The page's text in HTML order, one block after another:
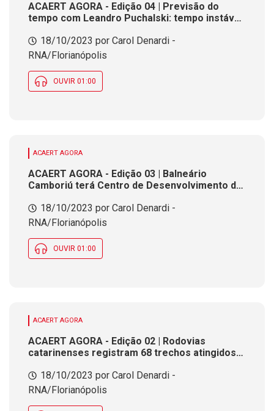
ACAERT AGORA - Edição 04 | Previsão do
tempo com Leandro Puchalski: tempo instável
18/10/2023 por Carol Denardi -
RNA/Florianópolis
OUVIR 01:00
ACAERT AGORA
ACAERT AGORA - Edição 03 | Balneário
Camboriú terá Centro de Desenvolvimento de
vagas de emprego. FIN Brasil fecha parceria
com FACISC e Fundação Empreender
18/10/2023 por Carol Denardi -
RNA/Florianópolis
OUVIR 01:00
ACAERT AGORA
ACAERT AGORA - Edição 02 | Rodovias
catarinenses registram 68 trechos atingidos
até a próxima segunda-feira. SC exporta três
bilhões de dólares no terceiro trimestre.
18/10/2023 por Carol Denardi -
RNA/Florianópolis